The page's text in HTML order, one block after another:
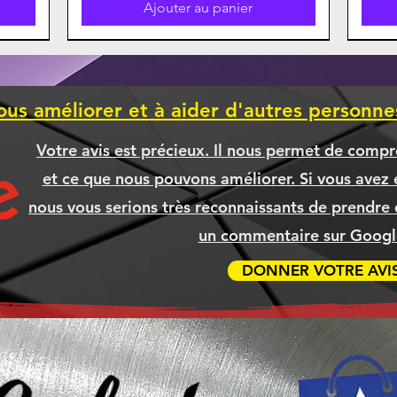
Ajouter au panier
CANON 075H NOIR Compatible
[COMMANDE]
Prix
69,99 $
BROTHER TN635XL TN-635XL
CYAN Compatible [COMMANDE]
Prix
79,99 $
Ordinateur TYRANIS
Prix
2 299,99 $
Ajouter au panier
Boitier Thermaltake S200TG ARGB
Prix
154,99 $
Ajouter au panier
améliorer et à aider d'autres
Votre avis est précieux. Il nous permet de
et ce que nous pouvons améliorer. Si vous
nous vous serions très reconnaissants de
un commentaire sur
DONNER VOTRE